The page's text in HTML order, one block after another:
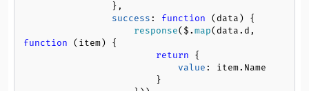
success : function (data) {
response($.map(data.d
function ( item) {
return {
value : item. Name